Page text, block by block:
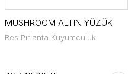
MUSHROOM ALTIN YÜZÜK
Res Pırlanta Kuyumculuk